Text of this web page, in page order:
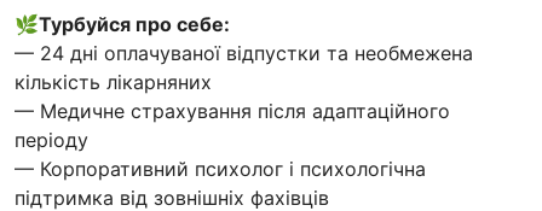
🌿Турбуйся про себе:
— 24 дні оплачуваної відпустки та необмежена
кількість лікарняних
— Медичне страхування після адаптаційного
періоду
— Корпоративний психолог і психологічна
підтримка від зовнішніх фахівців